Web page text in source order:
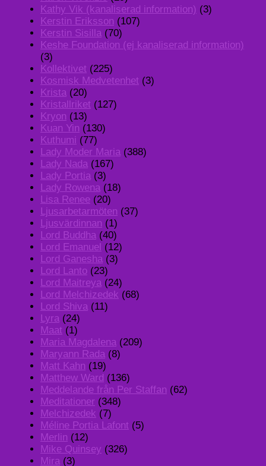
Kathy Vik (kanaliserad information) (3)
Kerstin Eriksson (107)
Kerstin Sisilla (70)
Keshe Foundation (ej kanaliserad information)
(3)
Kollektivet (225)
Kosmisk Medvetenhet (3)
Krista (20)
Kristallriket (127)
Kryon (13)
Kuan Yin (130)
Kuthumi (77)
Lady Moder Maria (388)
Lady Nada (167)
Lady Portia (3)
Lady Rowena (18)
Lisa Renee (20)
Ljusarbetarmöten (37)
Ljusvärdinnan (1)
Lord Buddha (40)
Lord Emanuel (12)
Lord Ganesha (3)
Lord Lanto (23)
Lord Maitreya (24)
Lord Melchizedek (68)
Lord Shiva (11)
Lyra (24)
Maat (1)
Maria Magdalena (209)
Maryann Rada (8)
Matt Kahn (19)
Matthew Ward (136)
Meddelande från Per Staffan (62)
Meditationer (348)
Melchizedek (7)
Méline Portia Lafont (5)
Merlin (12)
Mike Quinsey (326)
Mira (3)